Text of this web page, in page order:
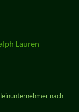
Lauren
nach